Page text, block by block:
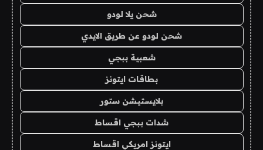
شحن يلا لودو
شحن لودو عن طريق الايدي
شعبية ببجي
بطاقات ايتونز
بلايستيشن ستور
شدات ببجي اقساط
ايتونز امريكي اقساط